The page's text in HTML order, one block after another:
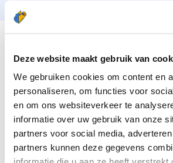
Deze website maakt gebruik van
We gebruiken cookies om content en
personaliseren, om functies voor
en om ons websiteverkeer te
informatie over uw gebruik van onze
partners voor social media,
partners kunnen deze gegevens
DEZE KWALITEITEN HEEFT
KRANTENBEZORGER
Je bent verantwoordelijk en
Je houdt van lekker bewegen in
Je houdt vooral van fijn werk dat
Je wordt blij van het bezorgen van